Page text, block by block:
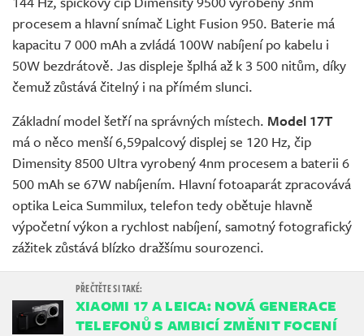
procesem a hlavní snímač Light Fusion 950. Baterie má
kapacitu 7 000 mAh a zvládá 100W nabíjení po kabelu i
50W bezdrátově. Jas displeje šplhá až k 3 500 nitům, díky
čemuž zůstává čitelný i na přímém slunci.
Základní model šetří na správných místech. Model 17T
má o něco menší 6,59palcový displej se 120 Hz, čip
Dimensity 8500 Ultra vyrobený 4nm procesem a baterii 6
500 mAh se 67W nabíjením. Hlavní fotoaparát zpracovává
optika Leica Summilux, telefon tedy obětuje hlavně
výpočetní výkon a rychlost nabíjení, samotný fotografický
zážitek zůstává blízko dražšímu sourozenci.
XIAOMI 17 A LEICA: NOVÁ GENERACE
TELEFONŮ S AMBICÍ ZMĚNIT FOCENÍ